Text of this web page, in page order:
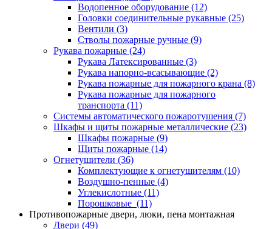
Водопенное оборудование (12)
Головки соединительные рукавные (25)
Вентили (3)
Стволы пожарные ручные (9)
Рукава пожарные (24)
Рукава Латексированные (3)
Рукава напорно-всасывающие (2)
Рукава пожарные для пожарного крана (8)
Рукава пожарные для пожарного
транспорта (11)
Системы автоматического пожаротушения (7)
Шкафы и щиты пожарные металлические (23)
Шкафы пожарные (9)
Щиты пожарные (14)
Огнетушители (36)
Комплектующие к огнетушителям (10)
Воздушно-пенные (4)
Углекислотные (11)
Порошковые (11)
Противопожарные двери, люки, пена монтажная
Двери (49)